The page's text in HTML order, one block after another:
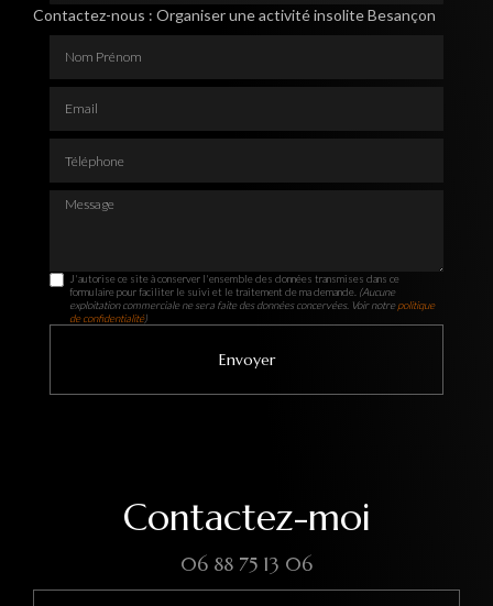
Contactez-nous : Organiser une activité insolite Besançon
Message
J'autorise ce site à conserver l'ensemble des données transmises dans ce
formulaire pour faciliter le suivi et le traitement de ma demande. (Aucune
exploitation commerciale ne sera faite des données concervées. Voir notrepolitique
de confidentialité)
Contactez-moi
06 88 75 13 06